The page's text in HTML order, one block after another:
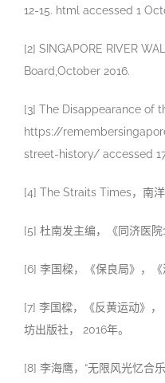
12-15. html accessed 1
[2] SINGAPORE RIVER
Board,October 2016.
[3] The Disappearance of
https://
street-history/ accessed
[4] The Straits Times，南
[5] 杜南发主编，《同济医
[6] 李国樑，《保良局》，
[7] 李国樑，《反黄运动》
坊出版社， 2016年。
[8] 李海鹰，“无限风光忆合乐